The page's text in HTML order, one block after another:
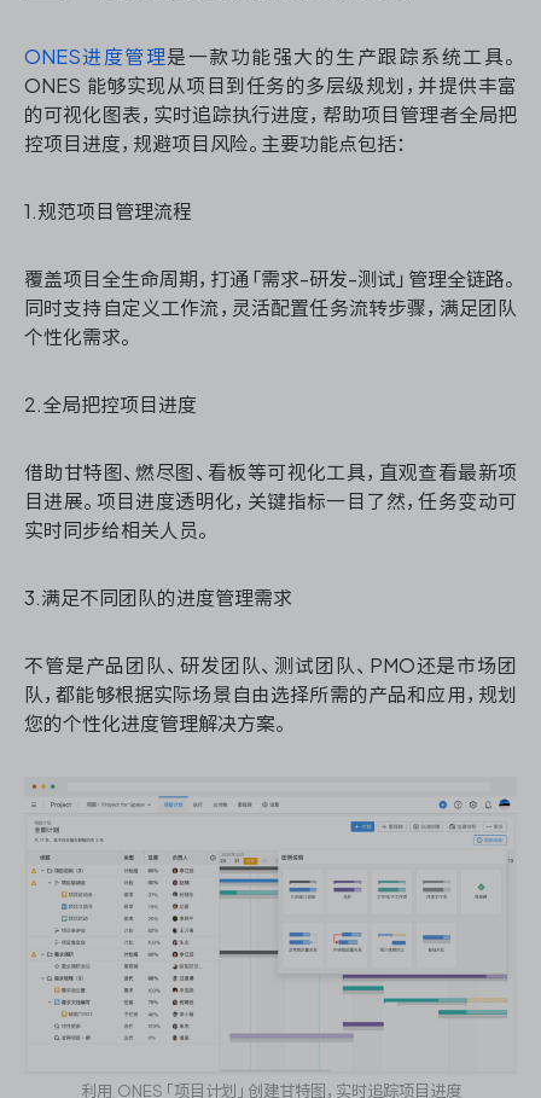
ONES进度管理是一款功能强大的生产跟踪系统工具。
ONES 能够实现从项目到任务的多层级规划，并提供丰富
的可视化图表，实时追踪执行进度，帮助项目管理者全局把
控项目进度，规避项目风险。主要功能点包括：
1.规范项目管理流程
覆盖项目全生命周期，打通「需求-研发-测试」管理全链路。
同时支持自定义工作流，灵活配置任务流转步骤，满足团队
个性化需求。
2.全局把控项目进度
借助甘特图、燃尽图、看板等可视化工具，直观查看最新项
目进展。项目进度透明化，关键指标一目了然，任务变动可
实时同步给相关人员。
3.满足不同团队的进度管理需求
不管是产品团队、研发团队、测试团队、PMO还是市场团
队，都能够根据实际场景自由选择所需的产品和应用，规划
您的个性化进度管理解决方案。
利用 ONES「项目计划」创建甘特图，实时追踪项目进度